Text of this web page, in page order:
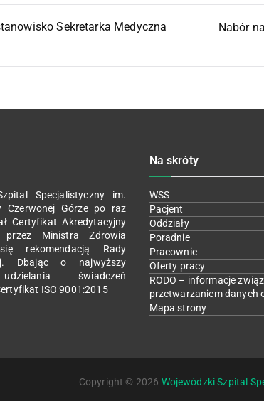
Sekretarka Medyczna
Nabór
Specjalistyczny im.
Czerwonej Górze po raz
Certyfikat Akredytacyjny
przez Ministra Zdrowia
rekomendacją Rady
Dbając o najwyższy
świadczeń
ISO 9001:2015
Na skróty
WSS
Pacjent
Oddziały
Poradnie
Pracownie
Oferty pracy
RODO – informacje
przetwarzaniem danych
Mapa strony
Copyright © 2026 Wojewódzki Szpital